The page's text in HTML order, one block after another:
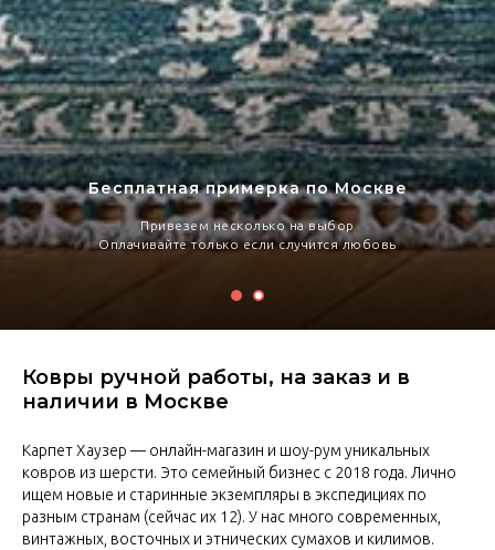
Бесплатная примерка по Москве
Привезем несколько на выбор
Оплачивайте только если случится любовь
Ковры ручной работы, на заказ и в
наличии в Москве
Карпет Хаузер — онлайн-магазин и шоу-рум уникальных
ковров из шерсти. Это семейный бизнес с 2018 года. Лично
ищем новые и старинные экземпляры в экспедициях по
разным странам (сейчас их 12). У нас много современных,
винтажных, восточных и этнических сумахов и килимов.